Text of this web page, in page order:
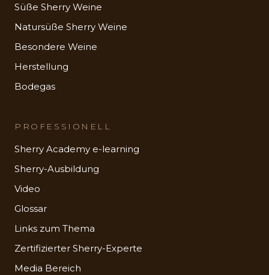
Süße Sherry Weine
Natursüße Sherry Weine
Besondere Weine
Herstellung
Bodegas
PROFESSIONELL
Sherry Academy e-learning
Sherry-Ausbildung
Video
Glossar
Links zum Thema
Zertifizierter Sherry-Experte
Media Bereich